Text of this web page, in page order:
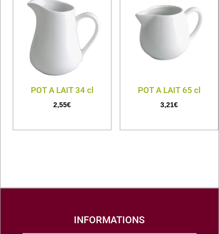
POT A LAIT 34 cl
2,55€
POT A LAIT 65 cl
3,21€
INFORMATIONS